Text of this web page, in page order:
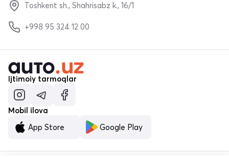
Toshkent sh., Shahrisabz k., 16/1
+998 95 324 12 00
Ijtimoiy tarmoqlar
Mobil ilova
App Store
Google Play